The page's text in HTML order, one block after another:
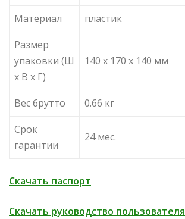
Материал
пластик
Размер
упаковки (Ш
х В х Г)
140 x 170 x 140 мм
Вес брутто
0.66 кг
Срок
гарантии
24 мес.
Скачать паспорт
Скачать руководство пользователя